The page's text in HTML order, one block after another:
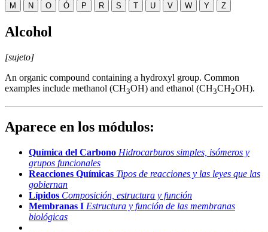
M
N O Ó P R S T U V W Y Z
Alcohol
[sujeto]
An organic compound containing a hydroxyl group. Common
examples include methanol (CH3OH) and ethanol (CH3CH2OH).
Aparece en los módulos:
Química del Carbono Hidrocarburos simples, isómeros y
grupos funcionales
Reacciones Químicas Tipos de reacciones y las leyes que las
gobiernan
Lípidos Composición, estructura y función
Membranas I Estructura y función de las membranas
biológicas